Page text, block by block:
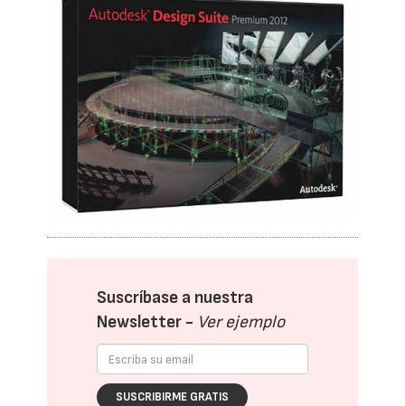
Suscríbase a nuestra
Newsletter - Ver ejemplo
SUSCRIBIRME GRATIS